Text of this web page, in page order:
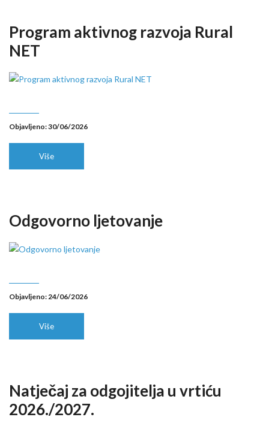
Program aktivnog razvoja Rural
NET
Objavljeno: 30/06/2026
Više
Odgovorno ljetovanje
Objavljeno: 24/06/2026
Više
Natječaj za odgojitelja u vrtiću
2026./2027.